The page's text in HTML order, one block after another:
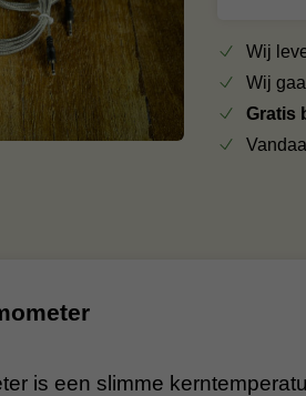
Wij
Wij
Gratis
is een slimme